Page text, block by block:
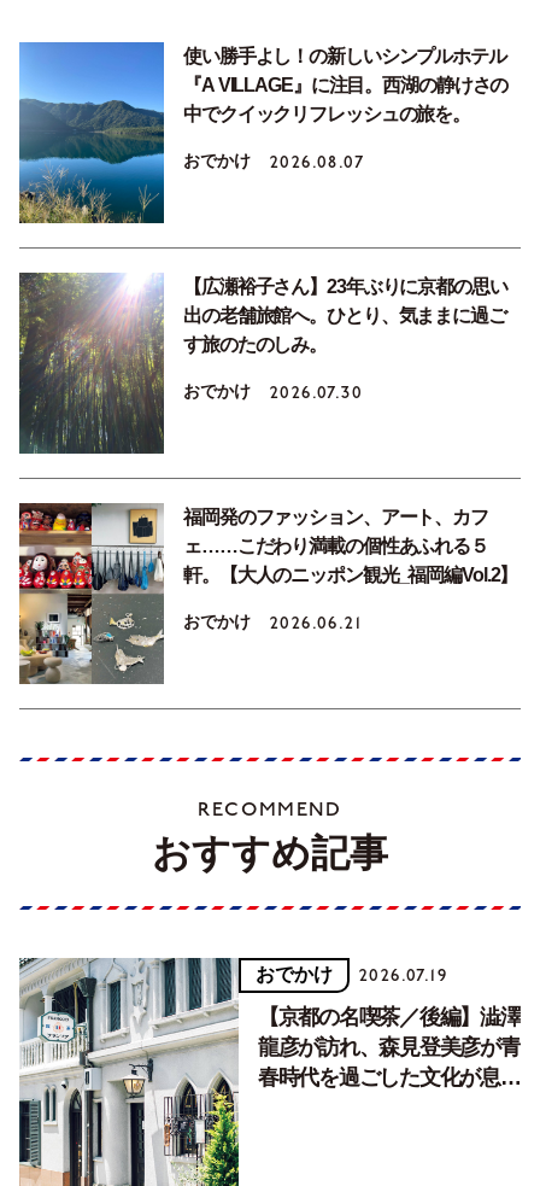
使い勝手よし！の新しいシンプルホテル
『A VILLAGE』に注目。西湖の静けさの
中でクイックリフレッシュの旅を。
おでかけ 2026.08.07
【広瀬裕子さん】23年ぶりに京都の思い
出の老舗旅館へ。ひとり、気ままに過ご
す旅のたのしみ。
おでかけ 2026.07.30
福岡発のファッション、アート、カフ
ェ……こだわり満載の個性あふれる５
軒。【大人のニッポン観光_福岡編Vol.2】
おでかけ 2026.06.21
RECOMMEND
おすすめ記事
おでかけ 2026.07.19
【京都の名喫茶／後編】澁澤
龍彦が訪れ、森見登美彦が青
春時代を過ごした文化が息づ